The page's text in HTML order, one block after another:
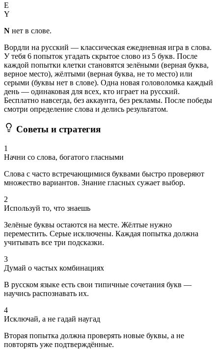
E
Y
N нет в слове.
Вордли на русский — классическая ежедневная игра в слова.
У тебя 6 попыток угадать скрытое слово из 5 букв. После
каждой попытки клетки становятся зелёными (верная буква,
верное место), жёлтыми (верная буква, не то место) или
серыми (буквы нет в слове). Одна новая головоломка каждый
день — одинаковая для всех, кто играет на русский.
Бесплатно навсегда, без аккаунта, без рекламы. После победы
смотри определение слова и делись результатом.
Советы и стратегия
1
Начни со слова, богатого гласными
Слова с часто встречающимися буквами быстро проверяют
множество вариантов. Знание гласных сужает выбор.
2
Используй то, что знаешь
Зелёные буквы остаются на месте. Жёлтые нужно
переместить. Серые исключены. Каждая попытка должна
учитывать все три подсказки.
3
Думай о частых комбинациях
В русском языке есть свои типичные сочетания букв —
научись распознавать их.
4
Исключай, а не гадай наугад
Вторая попытка должна проверять новые буквы, а не
повторять уже подтверждённые.